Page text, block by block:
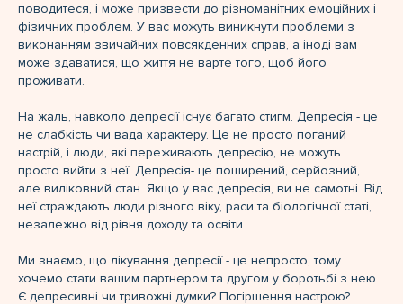
поводитеся, і може призвести до різноманітних емоційних і
фізичних проблем. У вас можуть виникнути проблеми з
виконанням звичайних повсякденних справ, а іноді вам
може здаватися, що життя не варте того, щоб його
проживати.
На жаль, навколо депресії існує багато стигм. Депресія - це
не слабкість чи вада характеру. Це не просто поганий
настрій, і люди, які переживають депресію, не можуть
просто вийти з неї. Депресія- це поширений, серйозний,
але виліковний стан. Якщо у вас депресія, ви не самотні. Від
неї страждають люди різного віку, раси та біологічної статі,
незалежно від рівня доходу та освіти.
Ми знаємо, що лікування депресії - це непросто, тому
хочемо стати вашим партнером та другом у боротьбі з нею.
Є депресивні чи тривожні думки? Погіршення настрою?